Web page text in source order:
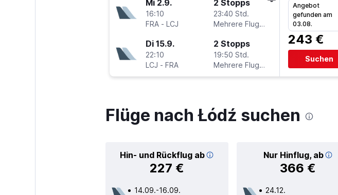
Mi 2.9.
16:10
FRA- LCJ
2 Stopps
23:40 Std.
Mehrere Fluglinien
Di 15.9.
22:10
LCJ - FRA
2 Stopps
19:50 Std.
Mehrere Fluglinien
Angebot
gefunden am
03.08.
243 €
Suchen
Flüge nach Łódź suchen
Hin- und Rückflug ab
227 €
Nur Hinflug, ab
366 €
14.09.-16.09.
24.12.